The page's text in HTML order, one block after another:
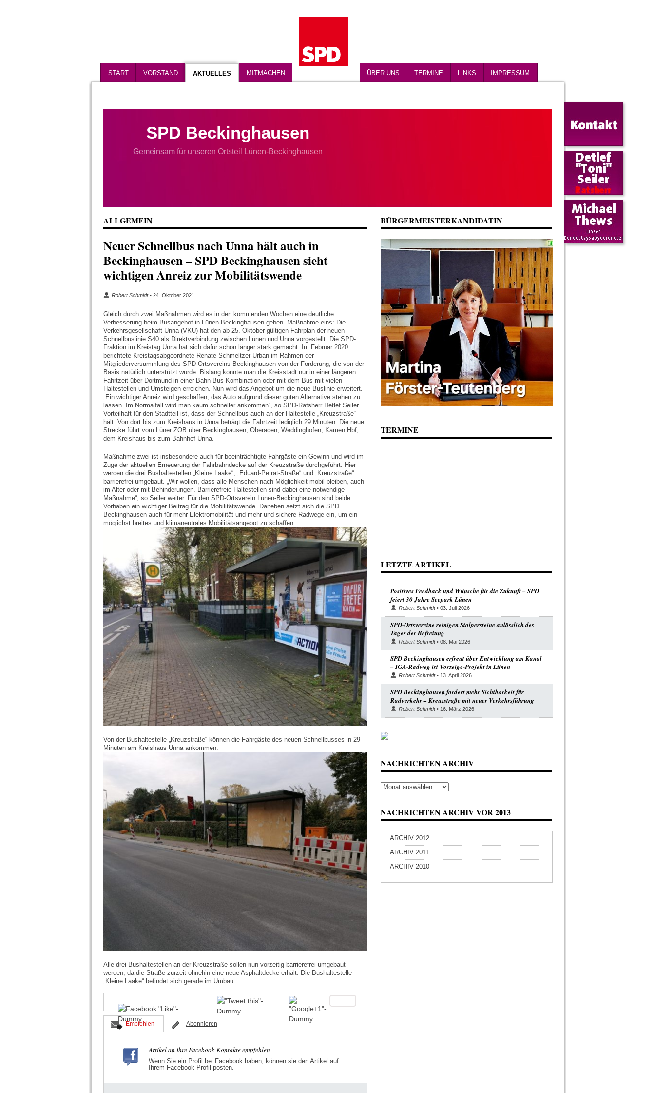
START VORSTAND AKTUELLES MITMACHEN IMPRESSUM
LINKS
TERMINE
ÜBER UNS
SPD Beckinghausen
Gemeinsam für unseren Ortsteil Lünen-Beckinghausen
ALLGEMEIN
Neuer Schnellbus nach Unna hält auch in
Beckinghausen – SPD Beckinghausen sieht
wichtigen Anreiz zur Mobilitätswende
Robert Schmidt• 24. Oktober 2021
Gleich durch zwei Maßnahmen wird es in den kommenden Wochen eine deutliche
Verbesserung beim Busangebot in Lünen-Beckinghausen geben. Maßnahme eins: Die
Verkehrsgesellschaft Unna (VKU) hat den ab 25. Oktober gültigen Fahrplan der neuen
Schnellbuslinie S40 als Direktverbindung zwischen Lünen und Unna vorgestellt. Die SPD-
Fraktion im Kreistag Unna hat sich dafür schon länger stark gemacht. Im Februar 2020
berichtete Kreistagsabgeordnete Renate Schmeltzer-Urban im Rahmen der
Mitgliederversammlung des SPD-Ortsvereins Beckinghausen von der Forderung, die von der
Basis natürlich unterstützt wurde. Bislang konnte man die Kreisstadt nur in einer längeren
Fahrtzeit über Dortmund in einer Bahn-Bus-Kombination oder mit dem Bus mit vielen
Haltestellen und Umsteigen erreichen. Nun wird das Angebot um die neue Buslinie erweitert.
„Ein wichtiger Anreiz wird geschaffen, das Auto aufgrund dieser guten Alternative stehen zu
lassen. Im Normalfall wird man kaum schneller ankommen“, so SPD-Ratsherr Detlef Seiler.
Vorteilhaft für den Stadtteil ist, dass der Schnellbus auch an der Haltestelle „Kreuzstraße“
hält. Von dort bis zum Kreishaus in Unna beträgt die Fahrtzeit lediglich 29 Minuten. Die neue
Strecke führt vom Lüner ZOB über Beckinghausen, Oberaden, Weddinghofen, Kamen Hbf,
dem Kreishaus bis zum Bahnhof Unna.
Maßnahme zwei ist insbesondere auch für beeinträchtigte Fahrgäste ein Gewinn und wird im
Zuge der aktuellen Erneuerung der Fahrbahndecke auf der Kreuzstraße durchgeführt. Hier
werden die drei Bushaltestellen „Kleine Laake“, „Eduard-Petrat-Straße“ und „Kreuzstraße“
barrierefrei umgebaut. „Wir wollen, dass alle Menschen nach Möglichkeit mobil bleiben, auch
im Alter oder mit Behinderungen. Barrierefreie Haltestellen sind dabei eine notwendige
Maßnahme“, so Seiler weiter. Für den SPD-Ortsverein Lünen-Beckinghausen sind beide
Vorhaben ein wichtiger Beitrag für die Mobilitätswende. Daneben setzt sich die SPD
Beckinghausen auch für mehr Elektromobilität und mehr und sichere Radwege ein, um ein
möglichst breites und klimaneutrales Mobilitätsangebot zu schaffen.
Von der Bushaltestelle „Kreuzstraße“ können die Fahrgäste des neuen Schnellbusses in 29
Minuten am Kreishaus Unna ankommen.
Alle drei Bushaltestellen an der Kreuzstraße sollen nun vorzeitig barrierefrei umgebaut
werden, da die Straße zurzeit ohnehin eine neue Asphaltdecke erhält. Die Bushaltestelle
„Kleine Laake“ befindet sich gerade im Umbau.
Empfehlen Abonnieren
Artikel an Ihre Facebook-Kontakte empfehlen
Wenn Sie ein Profil bei Facebook haben, können sie den Artikel auf
Ihrem Facebook Profil posten.
BÜRGERMEISTERKANDIDATIN
TERMINE
LETZTE ARTIKEL
Positives Feedback und Wünsche für die Zukunft – SPD
feiert 30 Jahre Seepark Lünen
Robert Schmidt• 03. Juli 2026
SPD-Ortsvereine reinigen Stolpersteine anlässlich des
Tages der Befreiung
Robert Schmidt• 08. Mai 2026
SPD Beckinghausen erfreut über Entwicklung am Kanal
– IGA-Radweg ist Vorzeige-Projekt in Lünen
Robert Schmidt• 13. April 2026
SPD Beckinghausen fordert mehr Sichtbarkeit für
Radverkehr – Kreuzstraße mit neuer Verkehrsführung
Robert Schmidt• 16. März 2026
NACHRICHTEN ARCHIV
Nachrichten
NACHRICHTEN ARCHIV VOR 2013
ARCHIV 2012
ARCHIV 2011
ARCHIV 2010